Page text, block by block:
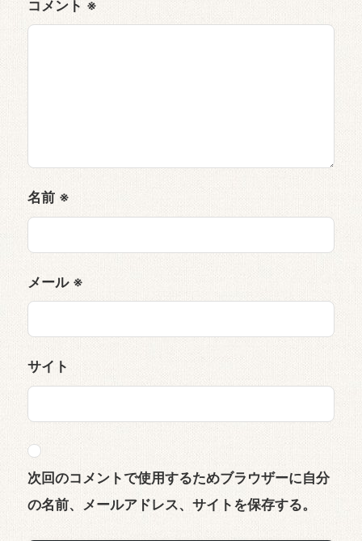
コメント ※
名前 ※
メール ※
サイト
次回のコメントで使用するためブラウザーに自分
の名前、メールアドレス、サイトを保存する。